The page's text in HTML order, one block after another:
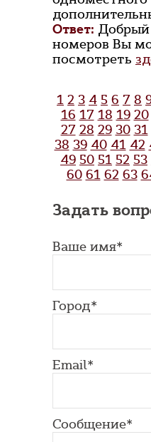
Ответ: Добрый
номеров Вы
посмотреть
1 2 3 4 5 6 7 8
16 17 18 19 20
27 28 29 30 31
38 39 40 41 42
49 50 51 52 53
60 61 62 63
Задать
Ваше имя*
Город*
Email*
Сообщение*